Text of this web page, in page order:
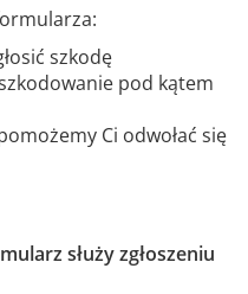
szkodę
pod kątem
Ci odwołać się
służy zgłoszeniu